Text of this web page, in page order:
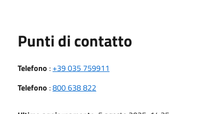
Punti di contatto
Telefono : +39 035 759911
Telefono :800 638 822